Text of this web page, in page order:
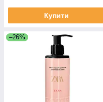
Купити
–26%